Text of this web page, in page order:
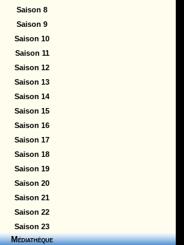
Saison 8
Saison 9
Saison 10
Saison 11
Saison 12
Saison 13
Saison 14
Saison 15
Saison 16
Saison 17
Saison 18
Saison 19
Saison 20
Saison 21
Saison 22
Saison 23
Médiathèque